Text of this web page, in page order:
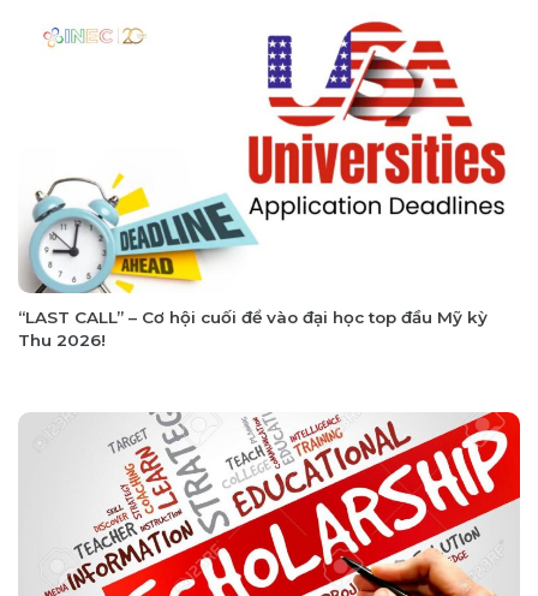
“LAST CALL” – Cơ hội cuối để vào đại học top đầu Mỹ kỳ
Thu 2026!